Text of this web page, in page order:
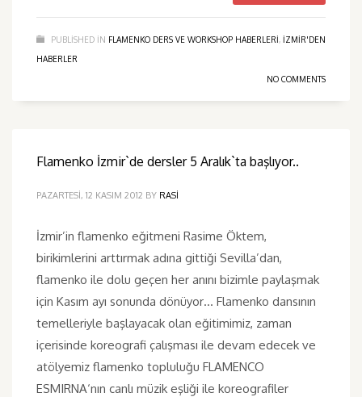
PUBLISHED IN FLAMENKO DERS VE WORKSHOP HABERLERI, IZMIR'DEN
HABERLER
NO COMMENTS
Flamenko İzmir`de dersler 5 Aralık`ta başlıyor..
PAZARTESI, 12 KASIM 2012 BY RASI
İzmir’in flamenko eğitmeni Rasime Öktem,
birikimlerini arttırmak adına gittiği Sevilla’dan,
flamenko ile dolu geçen her anını bizimle paylaşmak
için Kasım ayı sonunda dönüyor… Flamenko dansının
temelleriyle başlayacak olan eğitimimiz, zaman
içerisinde koreografi çalışması ile devam edecek ve
atölyemiz flamenko topluluğu FLAMENCO
ESMIRNA‘nın canlı müzik eşliği ile koreografiler